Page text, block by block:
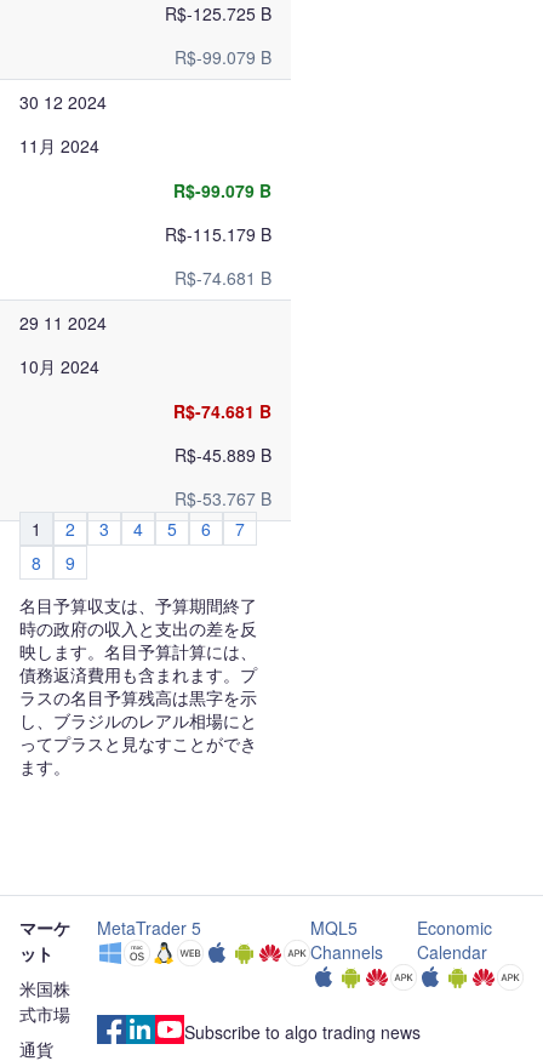
R$-125.725 B
R$-99.079 B
30 12 2024
11月 2024
R$-99.079 B
R$-115.179 B
R$-74.681 B
29 11 2024
10月 2024
R$-74.681 B
R$-45.889 B
R$-53.767 B
1
2 3 4 5 6
7
8
9
名目予算収支は、予算期間終了
時の政府の収入と支出の差を反
映します。名目予算計算には、
債務返済費用も含まれます。プ
ラスの名目予算残高は黒字を示
し、ブラジルのレアル相場にと
ってプラスと見なすことができ
ます。
マーケ
ット
米国株
式市場
通貨
MetaTrader 5
MQL5
Channels
Economic
Calendar
Subscribe to algo trading news